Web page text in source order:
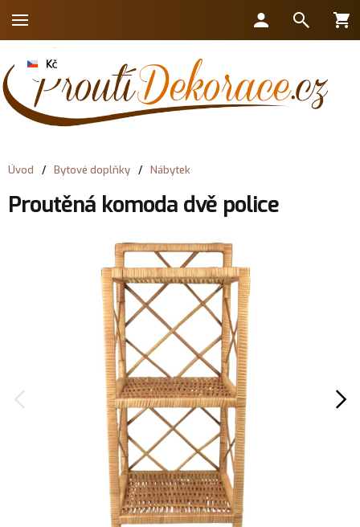
Úvod / Bytové doplňky / Nábytek
Proutěná komoda dvě police